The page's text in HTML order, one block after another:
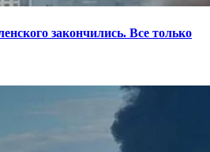
закончились. Все только